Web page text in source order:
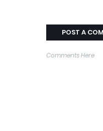
POST A
Comments Here